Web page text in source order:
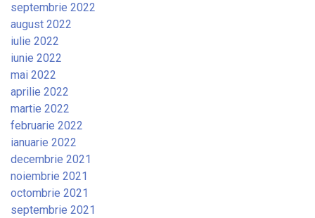
septembrie 2022
august 2022
iulie 2022
iunie 2022
mai 2022
aprilie 2022
martie 2022
februarie 2022
ianuarie 2022
decembrie 2021
noiembrie 2021
octombrie 2021
septembrie 2021